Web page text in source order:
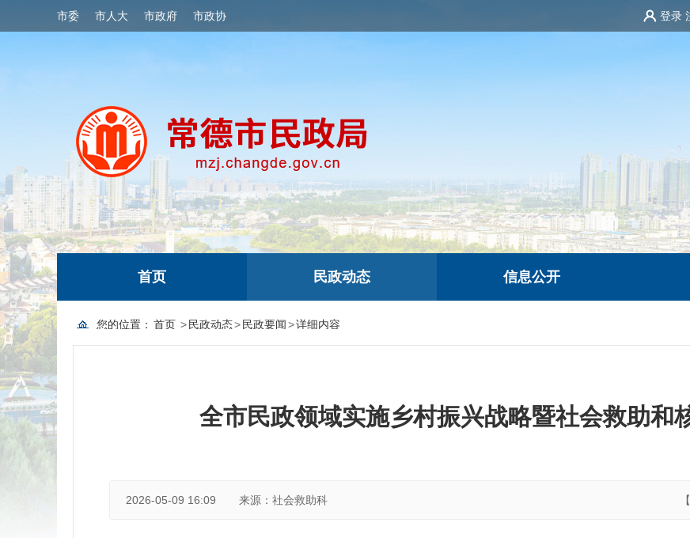
市委 市人大 市政府 市政协 登录
首页 民政动态 信息公开
您的位置： 首页 > 民政动态> 民政要闻>详细内容
全市民政领域实施乡村振兴战略暨社会救助和
2026-05-09 16:09 来源：社会救助科